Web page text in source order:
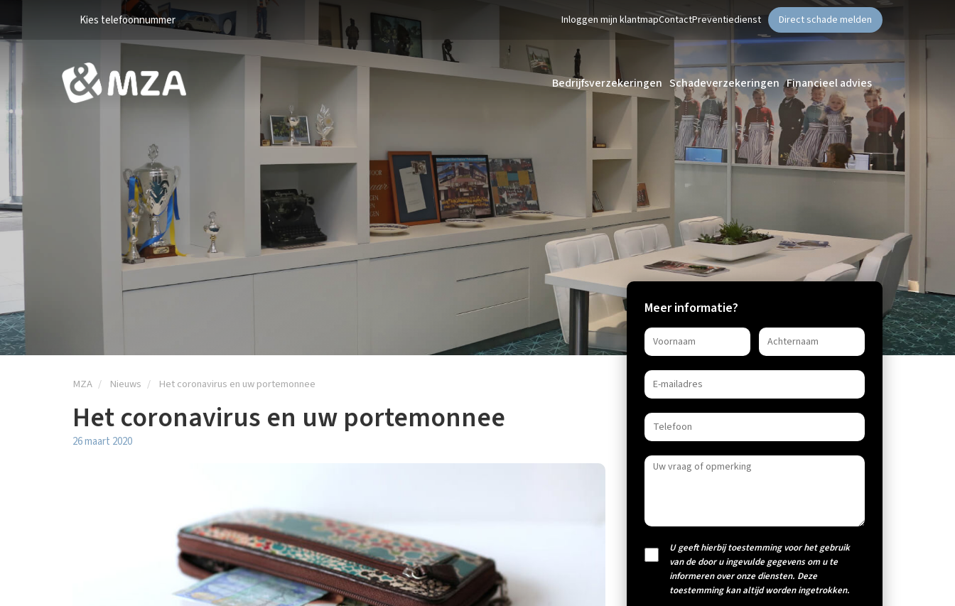
Kies telefoonnummer Inloggen mijn klantmapContactPreventiedienst Direct schade melden
Bedrijfsverzekeringen Schadeverzekeringen Financieel advies
MZA Nieuws Het coronavirus en uw portemonnee
Het coronavirus en uw portemonnee
26 maart 2020
Meer informatie?
U geeft hierbij toestemming voor het gebruik
van de door u ingevulde gegevens om u te
informeren over onze diensten. Deze
toestemming kan altijd worden ingetrokken.